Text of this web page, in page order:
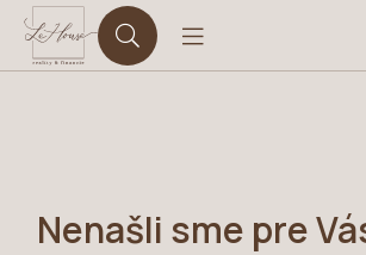
Nenašli sme pre